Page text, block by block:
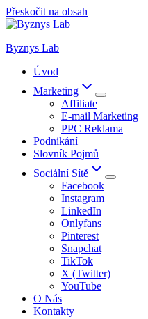
Přeskočit na obsah
Byznys Lab
Úvod
Marketing
Affiliate
E-mail Marketing
PPC Reklama
Podnikání
Slovník Pojmů
Sociální Sítě
Facebook
Instagram
LinkedIn
Onlyfans
Pinterest
Snapchat
TikTok
X (Twitter)
YouTube
O Nás
Kontakty